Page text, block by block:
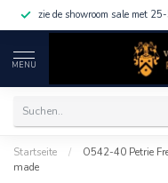
zie de showroom sale met
MENU
Startseite /
O542-40 Petrie
made